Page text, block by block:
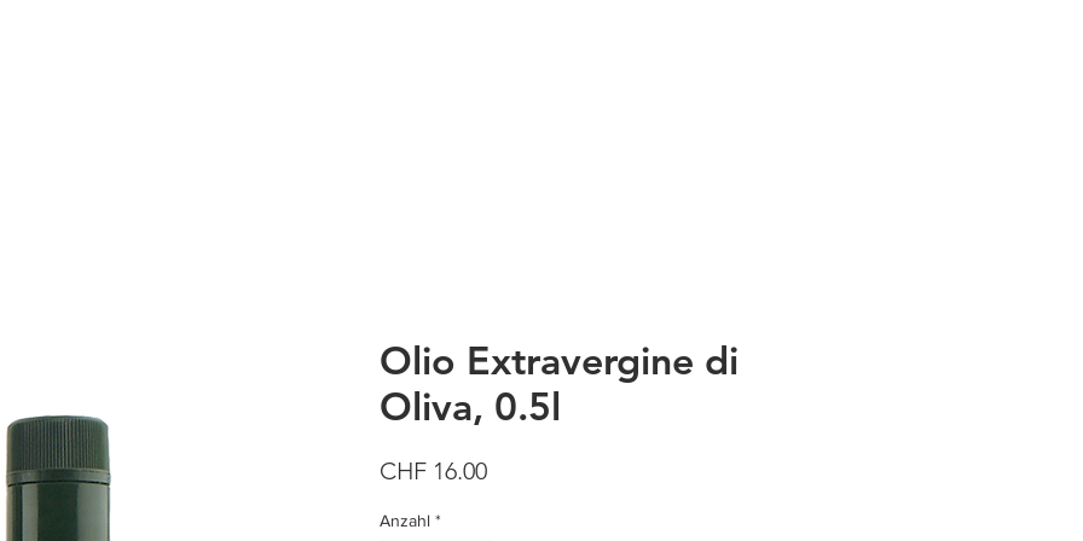
Olio Extravergine di
Oliva, 0.5l
CHF 16.00Preis
Anzahl *